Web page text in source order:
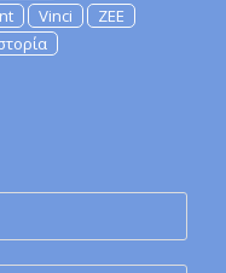
Vinci
ZEE